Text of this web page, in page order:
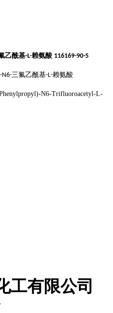
乙酰基-L-赖氨酸 116169-90-5
N6-三氟乙酰基-L-赖氨酸
N6-Trifluoroacetyl-L-
工有限公司